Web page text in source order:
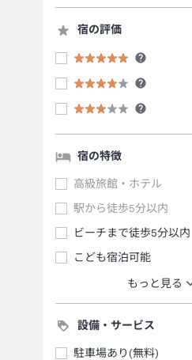
宿の評価
宿の特徴
高級旅館・ホテル
駅から徒歩5分以内
ビーチまで徒歩5分以内
こども宿泊可能
もっと見る
設備・サービス
駐車場あり(無料)